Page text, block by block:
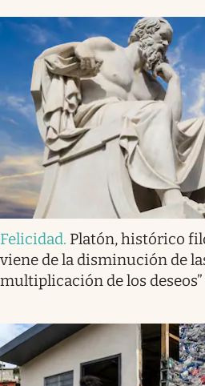
Felicidad. Platón, histórico
viene de la disminución de
multiplicación de los deseos”